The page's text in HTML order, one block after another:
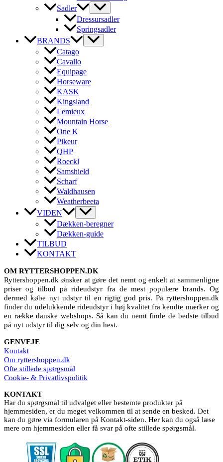
Sadler
Dressursadler
Springsadler
BRANDS
Catago
Cavallo
Equipage
Horseware
KASK
Kingsland
Lemieux
Mountain Horse
One K
Pikeur
QHP
Roeckl
Samshield
Scharf
Waldhausen
Weatherbeeta
VIDEN
Dækken-beregner
Dækken-guide
TILBUD
KONTAKT
OM RYTTERSHOPPEN.DK
Ryttershoppen.dk ønsker at gøre det nemt og enkelt at sammenligne
priser og tilbud på rideudstyr fra de mest populære brands. Og
dermed købe nyt udstyr til en rigtig god pris. På ryttershoppen.dk
finder du udelukkende rideudstyr i høj kvalitet fra kendte mærker og
en række danske webshops. Så kan du nemt finde de bedste tilbud
på nyt udstyr til dig selv og din hest.
GENVEJE
Kontakt
Om ryttershoppen.dk
Ofte stillede spørgsmål
Cookie- & Privatlivspolitik
KONTAKT
Har du spørgsmål til udvalget eller bestemte produkter på
hjemmesiden, er du meget velkommen til at sende en besked. Det
kan du gøre via formularen på Kontakt-siden. Her kan du også læse
mere om hjemmesiden eller få svar på ofte stillede spørgsmål.